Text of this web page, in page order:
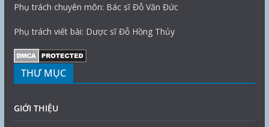
Phụ trách chuyên môn: Bác sĩ Đỗ Văn Đức
Phụ trách viết bài: Dược sĩ Đỗ Hồng Thủy
THƯ MỤC
GIỚI THIỆU